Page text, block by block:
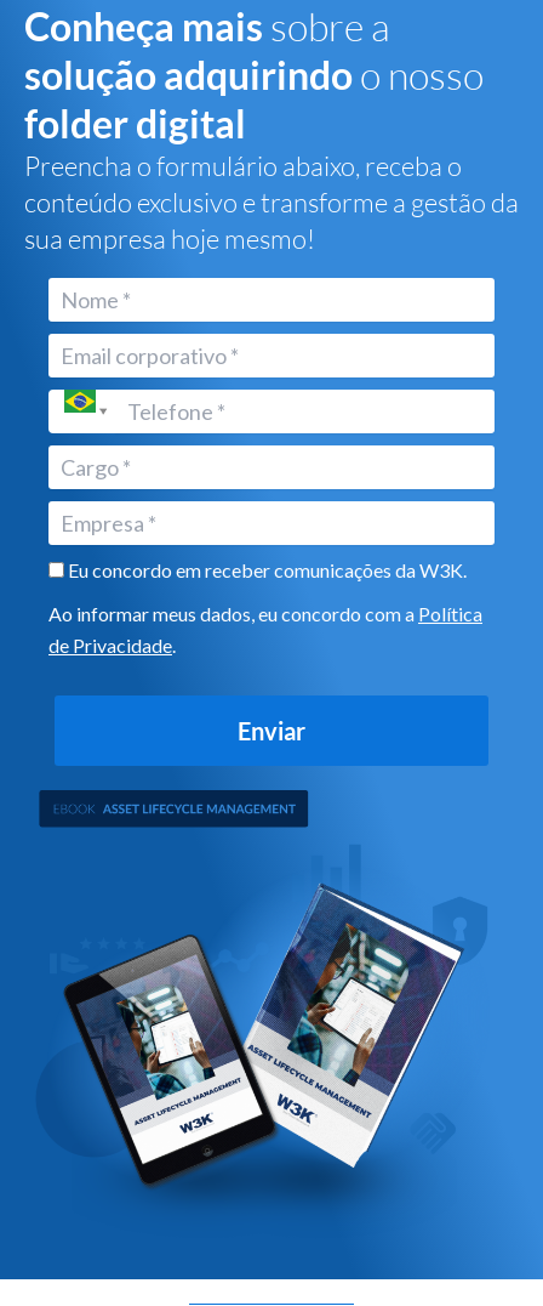
Conheça mais sobre a
solução adquirindoo nosso
folder digital
Preencha o formulário abaixo, receba o
conteúdo exclusivo e transforme a gestão da
sua empresa hoje mesmo!
Eu concordo em receber comunicações da W3K.
Ao informar meus dados, eu concordo com a Política
de Privacidade.
Enviar